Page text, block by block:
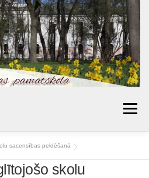
Menu
PAR SKOLU
PROJEKTI
sacensības peldēšanā
skolu